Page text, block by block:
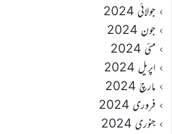
جولائی 2024
جون 2024
مئی 2024
اپریل 2024
مارچ 2024
فروری 2024
جنوری 2024